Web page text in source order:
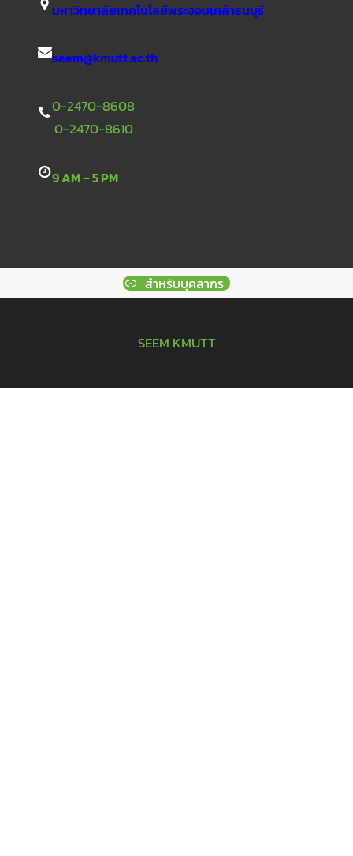
มหาวิทยาลัยเทคโนโลยีพระจอมเกล้าธนบุรี
seem@kmutt.ac.th
0-2470-8608
0-2470-8610
9 AM – 5 PM
สำหรับบุคลากร
SEEM KMUTT